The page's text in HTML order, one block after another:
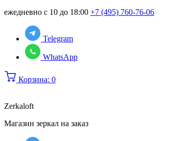
ежедневно с 10 до 18:00 +7 (495) 760-76-06
Telegram
WhatsApp
Корзина: 0
Zerkaloft
Магазин зеркал на заказ